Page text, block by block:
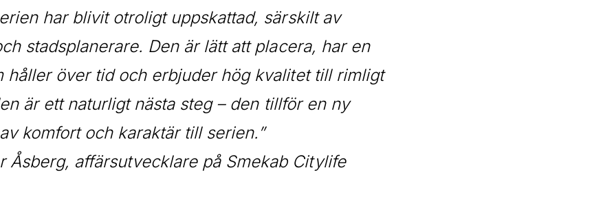
har blivit otroligt uppskattad, särskilt av
stadsplanerare. Den är lätt att placera, har en
håller över tid och erbjuder hög kvalitet till rimligt
är ett naturligt nästa steg – den tillför en ny
komfort och karaktär till serien.”
Åsberg, affärsutvecklare på Smekab Citylife